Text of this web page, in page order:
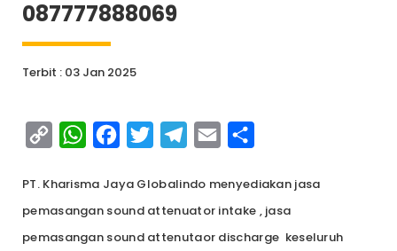
087777888069
Terbit : 03 Jan 2025
Copy
WhatsApp
FacebookTwitterTelegram
Email
PT. Kharisma Jaya Globalindo menyediakan jasa
pemasangan sound attenuator intake , jasa
pemasangan sound attenutaor discharge keseluruh